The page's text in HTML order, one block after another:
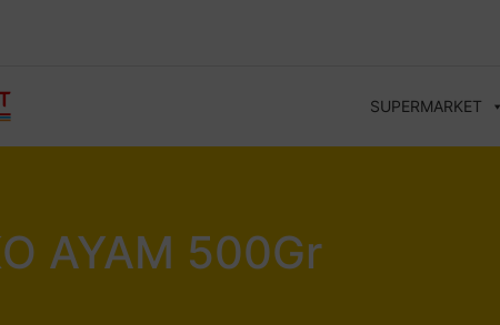
SUPERMARKET
AYAM 500Gr